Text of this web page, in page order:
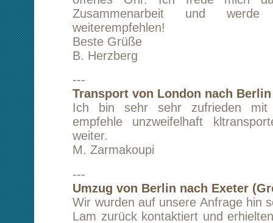
Umzug von Düsseldorf nach London
Also ich fand die Abwicklung absolut
freundlich und sehr hilfsbereit!!! Vielen Dank.
würde ich Sie weiterempfehlen!
D. Manning
Transport von London nach Frankfurt am
Hallo Herr Lam, ich wollte Ihnen am
ein kurzes Feedback geben und mich
so kurzfristig möglich war. Auch die
Treffpunkt zu finden.
Viele Grüße
M. Stroebel